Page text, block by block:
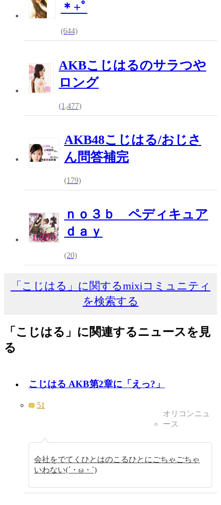
＊+ﾟ
(644)
AKBこじはるのサラつや
ロング
(1,477)
AKB48こじはる/おじさ
ん問答補完
(179)
ｎｏ３ｂ ペディキュア
ｄａｙ
(20)
「こじはる」に関するmixiコミュニティ
を検索する
「こじはる」に関連するニュースを見
る
こじはる AKB第2章に「えっ?」
51
オリコンニュ
ース
会社をでてくひとはのこるひとにごちゃごちゃ
いわない(´・ω・`)